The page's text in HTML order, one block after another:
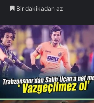
Bir dakikadan az